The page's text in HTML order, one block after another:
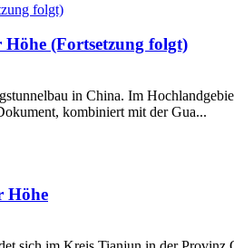
(Fortsetzung folgt)
in China. Im
kombiniert mit der Gua...
Höhe